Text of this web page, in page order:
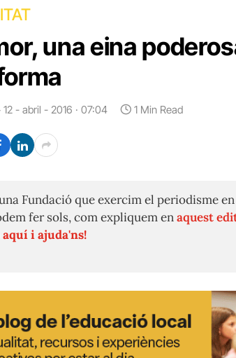
una eina
12 - abril - 2016 · 07:04 1 Min Read
Fundació que exercim el periodisme
fer sols, com expliquem enaquest
i ajuda'ns!